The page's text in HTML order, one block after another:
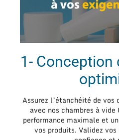
1- Conception
Assurez l’étanchéité de vos
avec nos chambres à vide
performance maximale et
vos produits. Validez